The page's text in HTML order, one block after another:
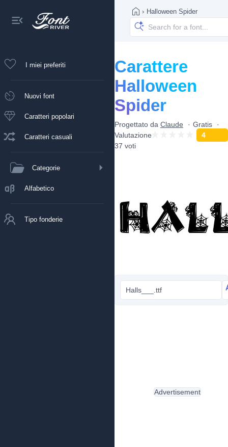
I miei preferiti
Nuovi font
Caratteri popolari
Caratteri casuali
Categorie
Alfabetico
Tipo fonderie
› Halloween Spider
Carattere
Halloween
Spider
Progettato da Claude
Gratis
Valutazione
4
37 voti
Halls___.ttf
Advertisement